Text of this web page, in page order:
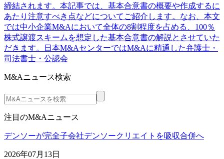
締結されます。本記事では、基本合意書の概要や作成するに
あたり注意すべき点などについてご紹介します。なお、本文
では中小企業M&Aにおいて全体の8割程度を占める、100％
株式譲渡スキームを想定した基本合意書の解説とさせていた
だきます。日本M&AセンターではM&Aに精通した弁護士・
司法書士・公認会
M&Aニュース検索
注目のM&Aニュース
デンソーが完全子会社デンソークリエイトを吸収合併へ
2026年07月13日